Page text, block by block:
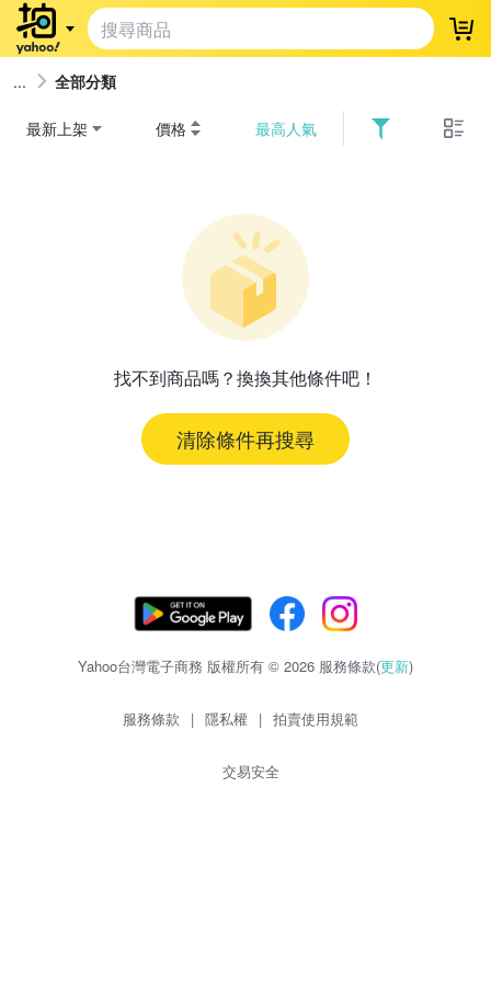
登
全部分類
最新上架 價格 最高人氣
找不到商品嗎？換換其他條件吧！
清除條件再搜尋
Yahoo台灣電子商務 版權所有 © 2026 服務條款(更新)
服務條款 | 隱私權 | 拍賣使用規範
交易安全